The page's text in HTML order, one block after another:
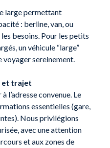
large permettant
: berline, van, ou
besoins. Pour les petits
un véhicule “large”
sereinement.
et trajet
l’adresse convenue. Le
essentielles (gare,
Nous privilégions
avec une attention
et aux zones de